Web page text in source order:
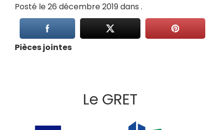
Posté le 26 décembre 2019 dans .
Pièces jointes
Le GRET